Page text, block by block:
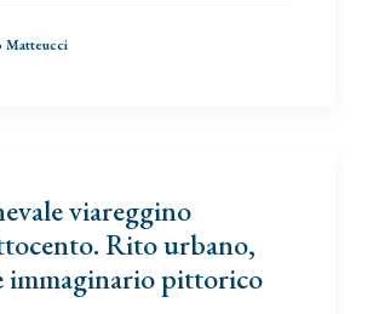
Matteucci
viareggino
Rito urbano,
immaginario pittorico